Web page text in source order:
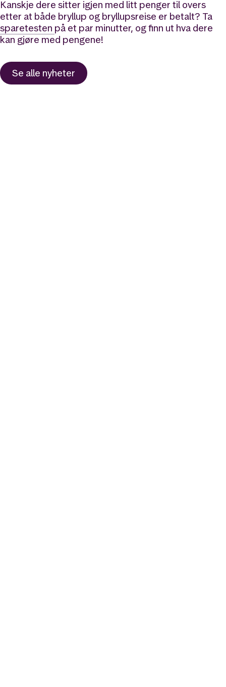
Kanskje dere sitter igjen med litt penger til overs
etter at både bryllup og bryllupsreise er betalt? Ta
sparetesten på et par minutter, og finn ut hva dere
kan gjøre med pengene!
Se alle nyheter